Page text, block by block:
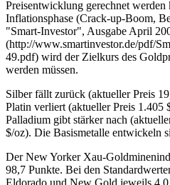
Preisentwicklung gerechnet
Inflationsphase (Crack-up-Boom,
"Smart-Investor", Ausgabe April
(http://www.smartinvestor.de/pdf/
49.pdf) wird der Zielkurs des
werden müssen.
Silber fällt zurück (aktueller Preis
Platin verliert (aktueller Preis 1.405
Palladium gibt stärker nach
$/oz). Die Basismetalle entwickeln
Der New Yorker Xau-
98,7 Punkte. Bei den
Eldorado und New Gold jeweils